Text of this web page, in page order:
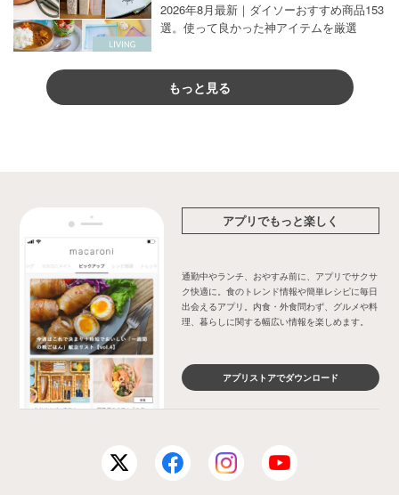
2026年8月最新｜ダイソーおすすめ商品153
選。使って良かった神アイテムを厳選
もっと見る
アプリでもっと楽しく
通勤中やランチ、おやすみ前に、アプリでサクサ
ク快適に。食のトレンド情報や簡単レシピに毎日
出会えるアプリ。内食・外食問わず、グルメや料
理、暮らしに関する幅広い情報を楽しめます。
アプリストアでダウンロード